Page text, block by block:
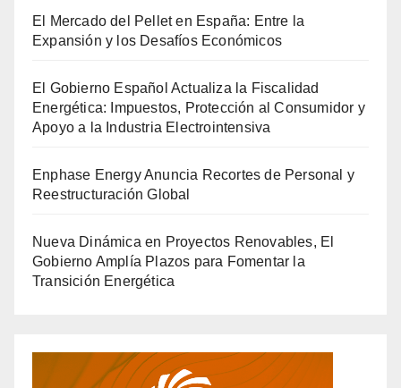
El Mercado del Pellet en España: Entre la
Expansión y los Desafíos Económicos
El Gobierno Español Actualiza la Fiscalidad
Energética: Impuestos, Protección al Consumidor y
Apoyo a la Industria Electrointensiva
Enphase Energy Anuncia Recortes de Personal y
Reestructuración Global
Nueva Dinámica en Proyectos Renovables, El
Gobierno Amplía Plazos para Fomentar la
Transición Energética